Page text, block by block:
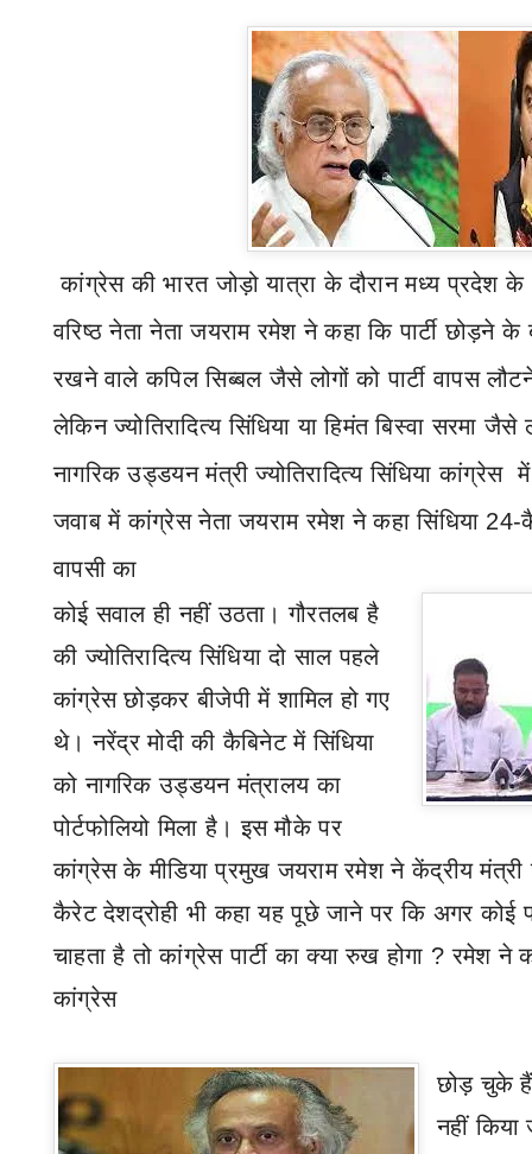
कांग्रेस की भारत जोड़ो यात्रा के दौरान मध्य प्रदेश
वरिष्ठ नेता नेता जयराम रमेश ने कहा कि पार्टी छोड़ने के
रखने वाले कपिल सिब्बल जैसे लोगों को पार्टी वापस
लेकिन ज्योतिरादित्य सिंधिया या हिमंत बिस्वा सरमा
नागरिक उड्डयन मंत्री ज्योतिरादित्य सिंधिया कांग्रेस
जवाब में कांग्रेस नेता जयराम रमेश ने कहा सिंधिया 24-
वापसी का
कोई सवाल ही नहीं उठता।गौरतलब है
की ज्योतिरादित्य सिंधिया दो साल पहले
कांग्रेस छोड़कर बीजेपी में शामिल हो गए
थे। नरेंद्र मोदी की कैबिनेट में सिंधिया
को नागरिक उड्डयन मंत्रालय का
पोर्टफोलियो मिला है। इस मौके पर
कांग्रेस के मीडिया प्रमुख जयराम रमेश ने केंद्रीय मंत्री
कैरेट देशद्रोही भी कहा यह पूछे जाने पर कि अगर कोई
चाहता है तो कांग्रेस पार्टी का क्या रुख होगा ?रमेश ने
कांग्रेस
छोड़ चुके हैं
नहींकिया